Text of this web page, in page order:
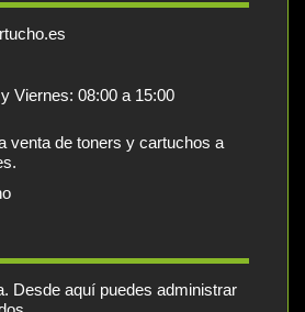
Viernes: 08:00 a 15:00
venta de toners y cartuchos a
Desde aquí puedes administrar